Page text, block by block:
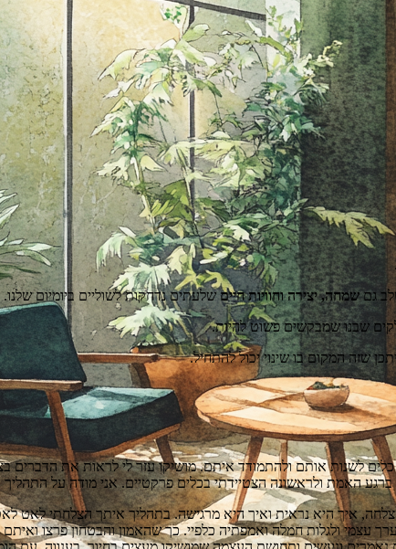
גםשמחה, יצירה וחוויות חייםשלעתים נדחקות לשוליים ביומיום שלנו.
שבנו שמבקשים פשוט להיות.
שזה המקום בו שינוי יכול להתחיל.
לשנות אותם ולהתמודד איתם. מושיקו עזר לי לראות את הדברים
ברגע האמת ולראשונה הצטיידתי בכלים פרקטיים. אני מודה על
איך היא נראית ואיך היא מרגישה. בתהליך איתך הצלחתי
עצמי ולגלות חמלה ואמפתיה כלפיי. כך שהאמון והבטחון פרצו